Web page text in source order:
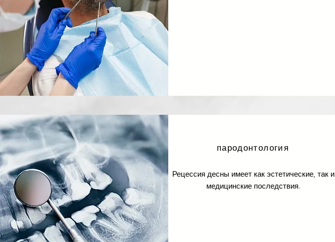
пародонтология
Рецессия десны имеет как эстетические, так и
медицинские последствия.